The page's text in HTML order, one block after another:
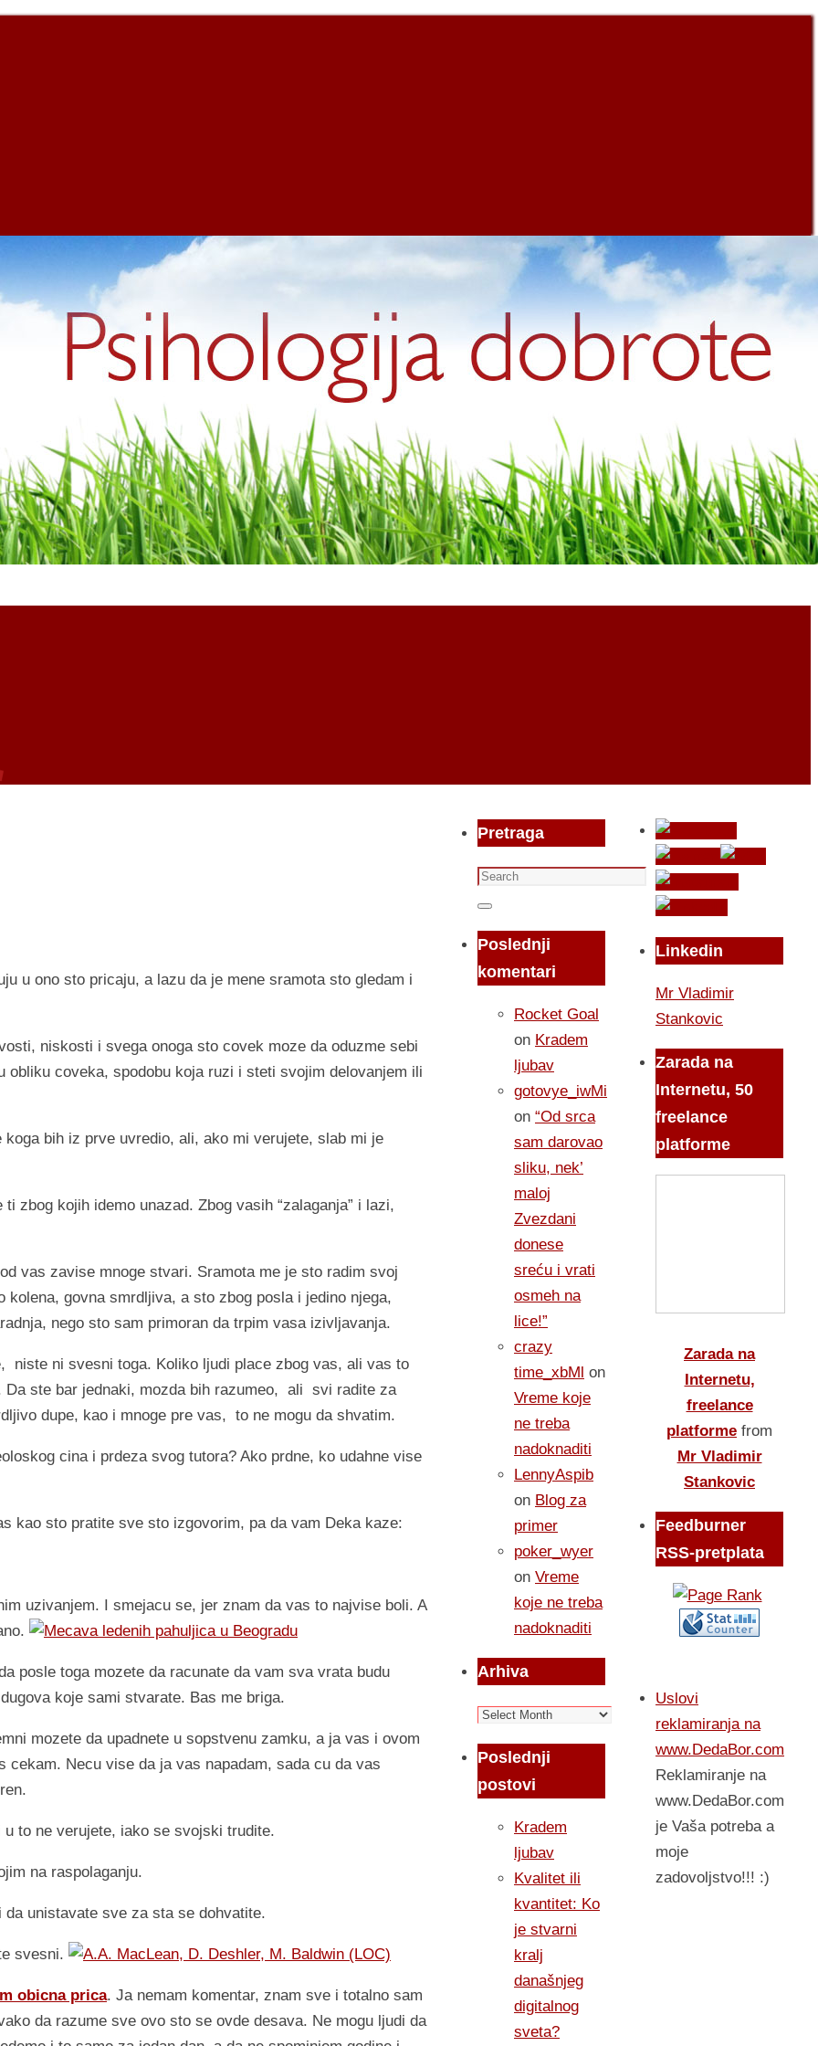
u ono sto pricaju, a lazu da je mene sramota sto gledam i
niskosti i svega onoga sto covek moze da oduzme sebi
coveka, spodobu koja ruzi i steti svojim delovanjem ili
bih iz prve uvredio, ali, ako mi verujete, slab mi je
zbog kojih idemo unazad. Zbog vasih “zalaganja” i lazi,
vas zavise mnoge stvari. Sramota me je sto radim svoj
govna smrdljiva, a sto zbog posla i jedino njega,
nego sto sam primoran da trpim vasa izivljavanja.
ni svesni toga. Koliko ljudi place zbog vas, ali vas to
ste bar jednaki, mozda bih razumeo, ali svi radite za
dupe, kao i mnoge pre vas, to ne mogu da shvatim.
cina i prdeza svog tutora? Ako prdne, ko udahne vise
kao sto pratite sve sto izgovorim, pa da vam Deka kaze:
uzivanjem. I smejacu se, jer znam da vas to najvise boli. A
posle toga mozete da racunate da vam sva vrata budu
koje sami stvarate. Bas me briga.
mozete da upadnete u sopstvenu zamku, a ja vas i ovom
Necu vise da ja vas napadam, sada cu da vas
to ne verujete, iako se svojski trudite.
na raspolaganju.
unistavate sve za sta se dohvatite.
svesni.
obicna prica. Ja nemam komentar, znam sve i totalno sam
da razume sve ovo sto se ovde desava. Ne mogu ljudi da
Pretraga
Search
for:
Search
Poslednji
komentari
Rocket Goal
on Kradem
ljubav
gotovye_iwMi
on “Od srca
sam darovao
sliku, nek’
maloj
Zvezdani
donese
sreću i vrati
osmeh na
lice!”
crazy
time_xbMl on
Vreme koje
ne treba
nadoknaditi
LennyAspib
on Blog za
primer
poker_wyer
on Vreme
koje ne treba
nadoknaditi
Arhiva
Arhiva
Poslednji
postovi
Kradem
ljubav
Kvalitet ili
kvantitet: Ko
je stvarni
kralj
današnjeg
digitalnog
sveta?
Linkedin
Mr Vladimir
Stankovic
Zarada na
Internetu, 50
freelance
platforme
Zarada na
Internetu,
freelance
platforme from
Mr Vladimir
Stankovic
Feedburner
RSS-pretplata
Uslovi
reklamiranja na
www.DedaBor.com
Reklamiranje na
www.DedaBor.com
je Vaša potreba a
moje
zadovoljstvo!!! :)